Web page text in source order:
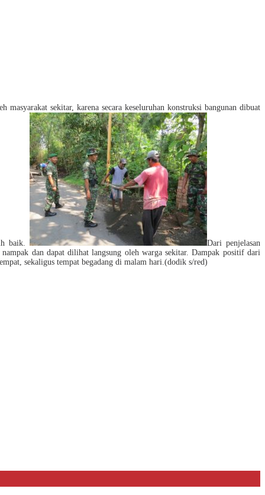
sekitar, karena secara keseluruhan konstruksi bangunan dibuat
baik.
Dari penjelasan
dan dapat dilihat langsung oleh warga sekitar. Dampak positif dari
sekaligus tempat begadang di malam hari.(dodik s/red)